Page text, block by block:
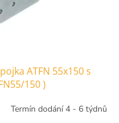
ATFN 55x150 s
150 )
Termín dodání 4 - 6 týdnů